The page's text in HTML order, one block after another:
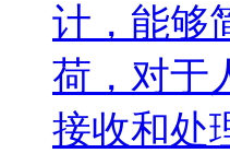
计，能够
荷，对于
接收和处